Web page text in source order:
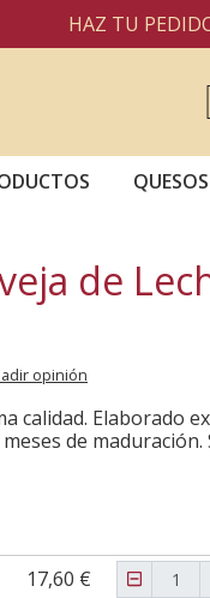
TU PEDIDO POR
QUESOS
de
opinión
calidad. Elaborado
de
17,60 €